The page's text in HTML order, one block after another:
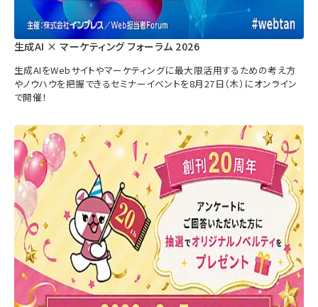
生成AI × マーケティング フォーラム 2026
生成AIをWebサイトやマーケティングに最大限活用するための考え方
やノウハウを把握できるセミナーイベントを8月27日（木）にオンライン
で開催！